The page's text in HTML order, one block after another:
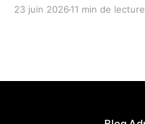
le cas particulier de la
23 juin 2026 11 min de lecture